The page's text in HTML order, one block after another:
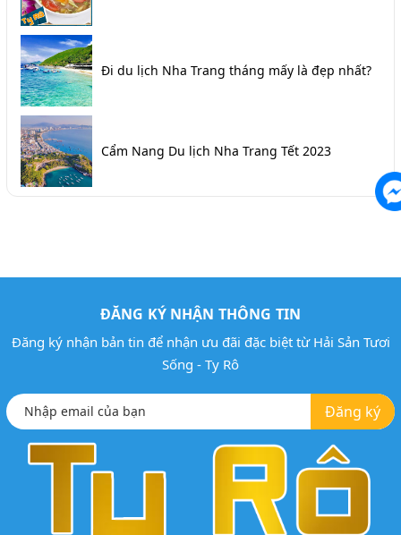
Đi du lịch Nha Trang tháng mấy là đẹp nhất?
Cẩm Nang Du lịch Nha Trang Tết 2023
ĐĂNG KÝ NHẬN THÔNG TIN
Đăng ký nhận bản tin để nhận ưu đãi đặc biệt từ Hải Sản Tươi
Sống - Ty Rô
Đăng ký